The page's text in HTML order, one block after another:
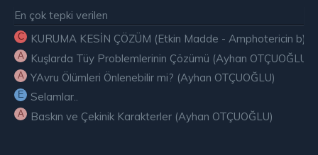
En çok tepki verilen
C KURUMA KESİN ÇÖZÜM (Etkin Madde - Amphotericin b)
A Kuşlarda Tüy Problemlerinin Çözümü (Ayhan OTÇUOĞLU)
A YAvru Ölümleri Önlenebilir mi? (Ayhan OTÇUOĞLU)
E Selamlar..
A Baskın ve Çekinik Karakterler (Ayhan OTÇUOĞLU)